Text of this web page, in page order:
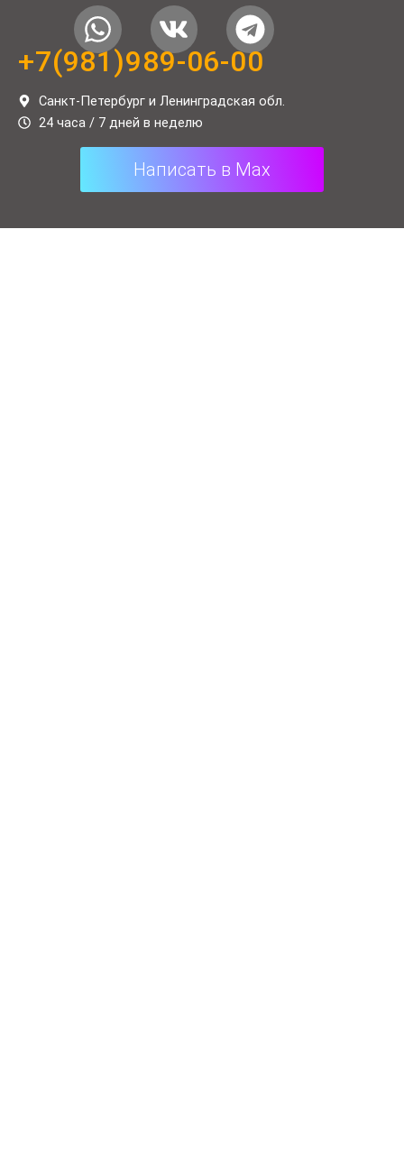
W
h
a
t
s
p
p
V
k
T
e
l
e
g
r
a
m
+7(981)989-06-00
Санкт-Петербург и Ленинградская обл.
24 часа / 7 дней в неделю
Написать в Max